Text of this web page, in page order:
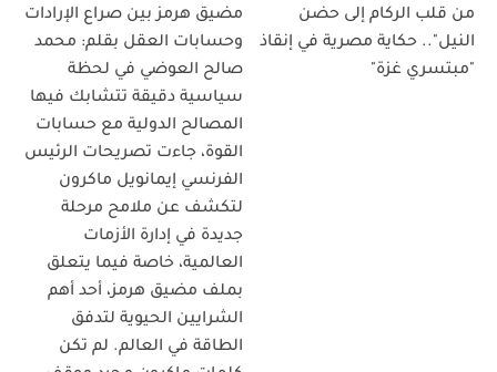
من قلب الركام إلى حضن
النيل".. حكاية مصرية في إنقاذ
"مبتسري غزة"
مضيق هرمز بين صراع الإرادات
وحسابات العقل بقلم: محمد
صالح العوضي في لحظة
سياسية دقيقة تتشابك فيها
المصالح الدولية مع حسابات
القوة، جاءت تصريحات الرئيس
الفرنسي إيمانويل ماكرون
لتكشف عن ملامح مرحلة
جديدة في إدارة الأزمات
العالمية، خاصة فيما يتعلق
بملف مضيق هرمز، أحد أهم
الشرايين الحيوية لتدفق
الطاقة في العالم. لم تكن